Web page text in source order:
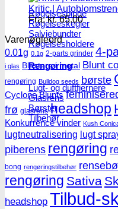
Røgelsespinde
Røgelseskegler
Salviebundter
Røgelsesholdere
Rengøring
Lugt- og duftfjernere
Glasrens
Børster
Tilbehør
Kritic |
Fra:kr.65.00
Varenøgleord
0.01g 0.1g 2-parts grinder 4-
i glas Blastere i metal Blunt
rengøring Bulldog seeds børste
Cyclone Blunts
frø glasrens headshop
Konkurrence vinder Kush
lugtneutralisering lugt
piberens rengøring
bong rengøringstilbehør
rengøring Sativa
headshop Tilbud-